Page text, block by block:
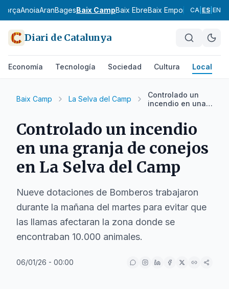
AnoiaAranBagesBaix CampBaix EbreBaix EmpordàBaix
CA ES EN
Diari de Catalunya
Economía Tecnología Sociedad Cultura Local
Baix Camp La Selva del Camp
Controlado un
incendio en una
en La Selva del
Camp
Controlado un incendio
en una granja de conejos
en La Selva del Camp
Nueve dotaciones de Bomberos trabajaron
durante la mañana del martes para evitar que
las llamas afectaran la zona donde se
encontraban 10.000 animales.
06/01/26 - 00:00